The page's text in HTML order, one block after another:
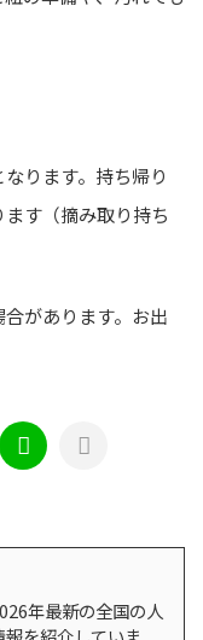
ります。持ち帰り
す（摘み取り持ち
があります。お出
年最新の全国の人